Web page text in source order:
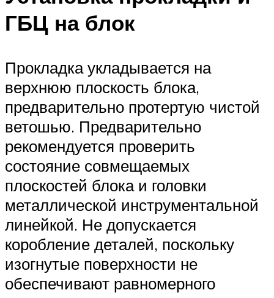
ГБЦ на блок
Прокладка укладывается на
верхнюю плоскость блока,
предварительно протертую чистой
ветошью. Предварительно
рекомендуется проверить
состояние совмещаемых
плоскостей блока и головки
металлической инструментальной
линейкой. Не допускается
коробление деталей, поскольку
изогнутые поверхности не
обеспечивают равномерного